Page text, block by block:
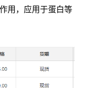
用，应用于蛋白等